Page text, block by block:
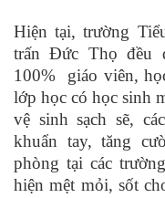
Hiện tại, trường
trấn Đức Thọ đều
100% giáo viên,
lớp học có học sinh
vệ sinh sạch sẽ,
khuẩn tay, tăng
phòng tại các
hiện mệt mỏi, sốt